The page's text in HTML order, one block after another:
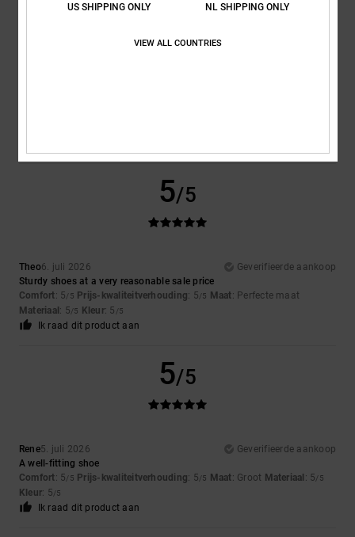
5/5
Theo6. juli 2026
Geverifieerde aankoop
Sturdy shoes at a very reasonable sale price
Comfort: 5/5 Prijs-kwaliteitverhouding: 5/5 Maat: Perfecte maat
Materiaal : 5/5 Kleur: 5 /5
Ik raad dit product aan
5/5
Rene5. juli 2026
Geverifieerde aankoop
A well-fitting shoe
Comfort: 5/5 Prijs-kwaliteitverhouding: 5/5 Maat: Groot Materiaal : 5/5
Kleur: 5/5
Ik raad dit product aan
US SHIPPING ONLY NL SHIPPING ONLY
VIEW ALL COUNTRIES